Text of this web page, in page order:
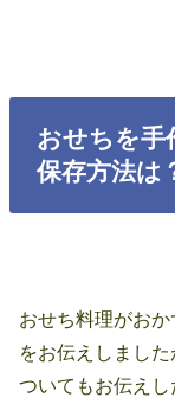
おせちを手
保存方法は
おせち料理がお
をお伝えしまし
ついてもお伝えし